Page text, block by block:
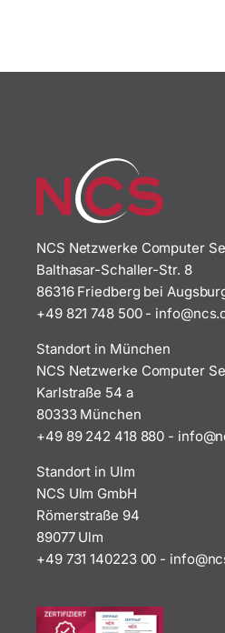
NCS Netzwerke Computer
Balthasar-Schaller-Str. 8
86316 Friedberg bei
+49 821 748 500- n@ofn
i
Standort in München
NCS Netzwerke Computer
Karlstraße 54 a
80333 München
+49 89 242 418 880 - n@ofn
i
Standort in Ulm
NCS Ulm GmbH
Römerstraße 94
89077 Ulm
+49 731 140223 00 - ofni